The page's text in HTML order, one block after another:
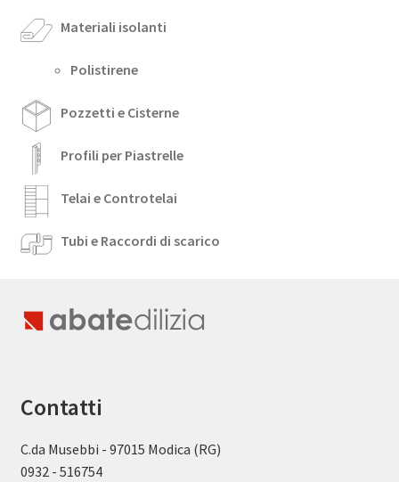
Materiali isolanti
Polistirene
Pozzetti e Cisterne
Profili per Piastrelle
Telai e Controtelai
Tubi e Raccordi di scarico
Contatti
C.da Musebbi - 97015 Modica (RG)
0932 - 516754